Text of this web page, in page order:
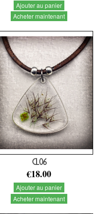
Ajouter au panier
Acheter maintenant
CL06
€18.00
Ajouter au panier
Acheter maintenant